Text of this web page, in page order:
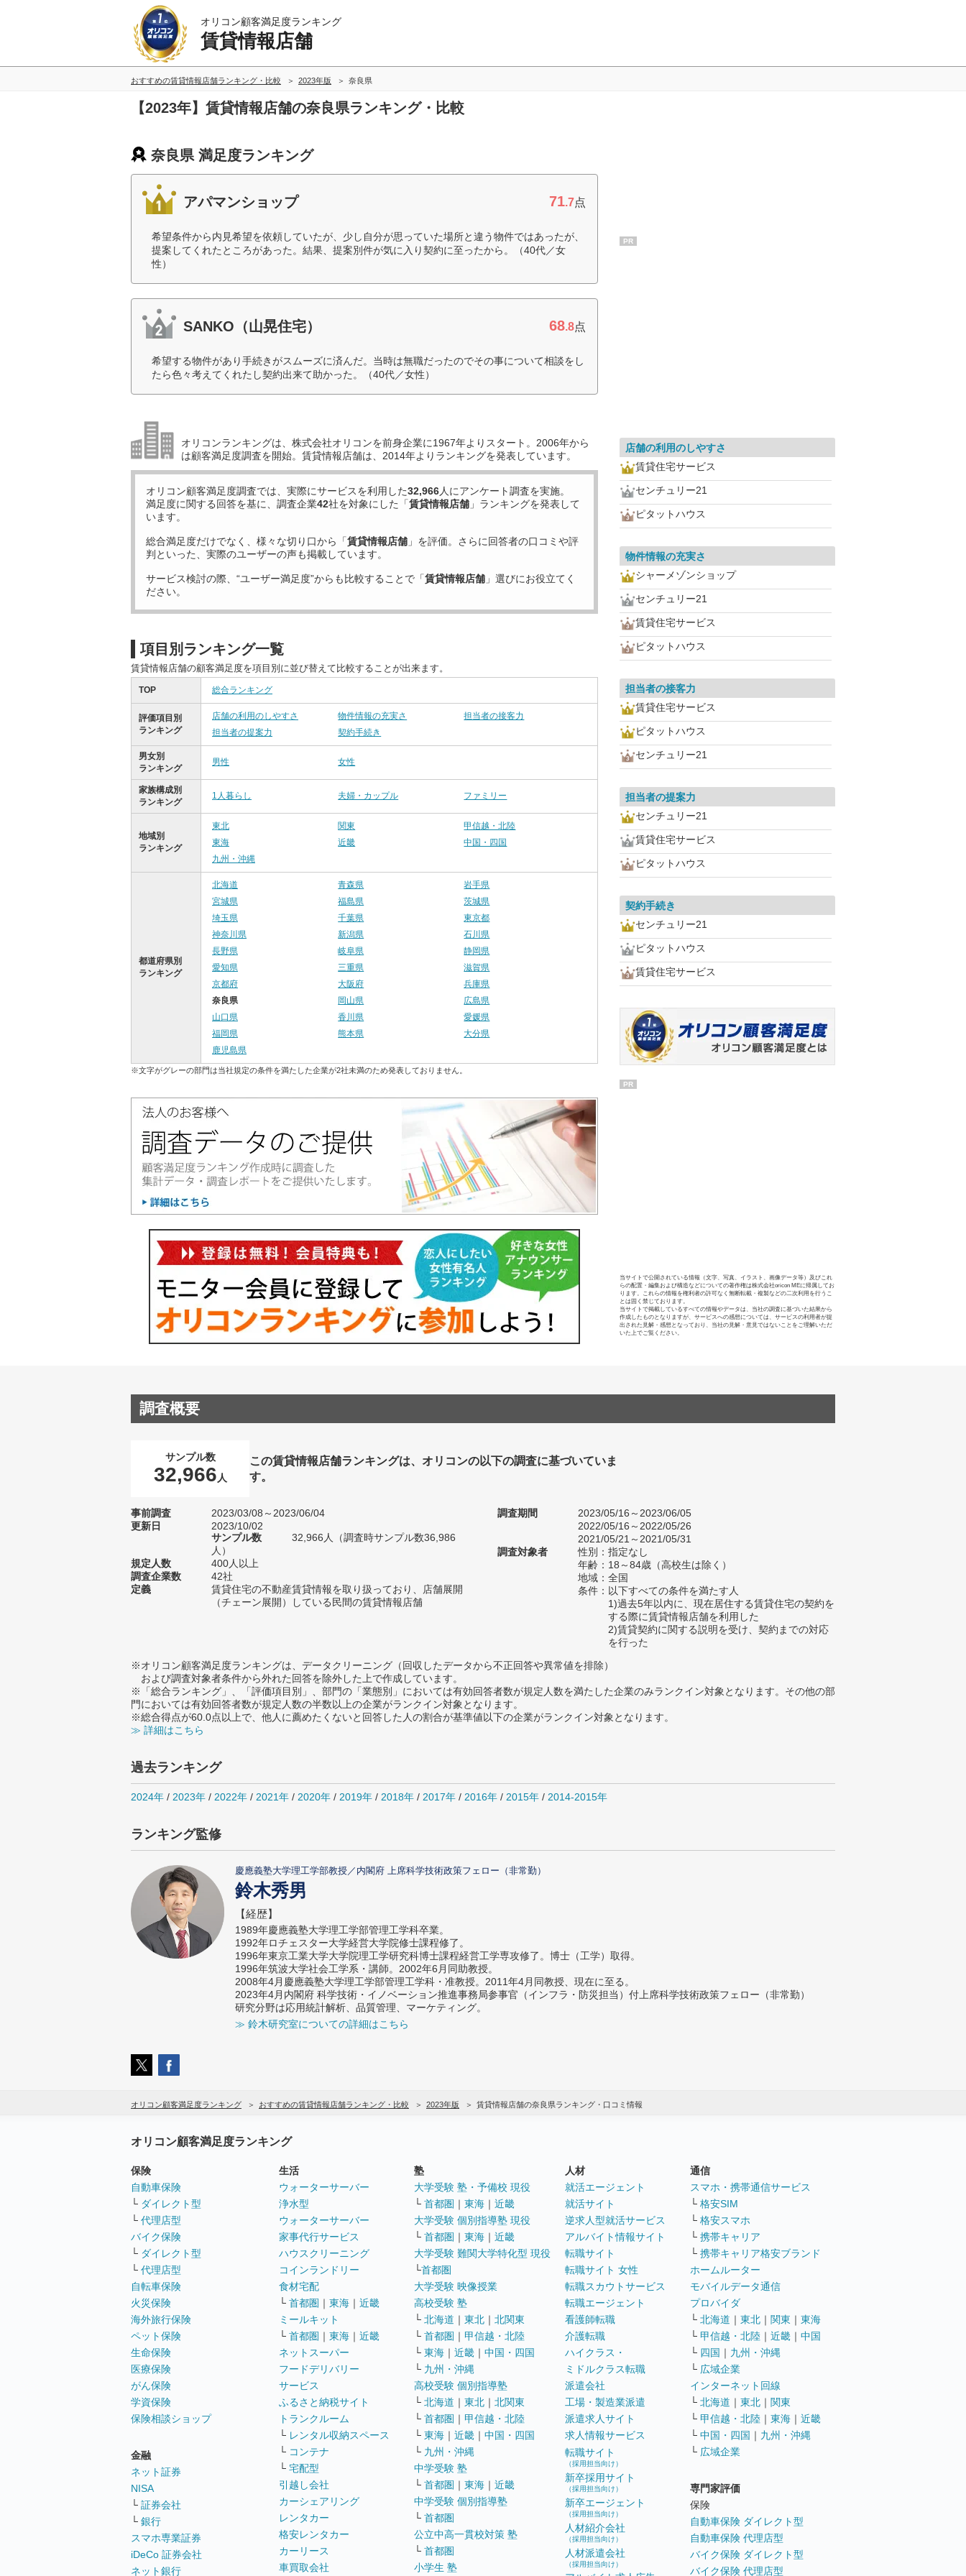
オリコン顧客満足度ランキング
賃貸情報店舗
おすすめの賃貸情報店舗ランキング・比較 2023年版 奈良県
【2023年】賃貸情報店舗の奈良県ランキング・比較
奈良県 満足度ランキング
アパマンショップ 71.7点
希望条件から内見希望を依頼していたが、少し自分が思っていた場所と違う物件ではあったが、
提案してくれたところがあった。結果、提案別件が気に入り契約に至ったから。（40代／女
性）
SANKO（山晃住宅） 68.8点
希望する物件があり手続きがスムーズに済んだ。当時は無職だったのでその事について相談をし
たら色々考えてくれたし契約出来て助かった。（40代／女性）
オリコンランキングは、株式会社オリコンを前身企業に1967年よりスタート。2006年から
は顧客満足度調査を開始。賃貸情報店舗は、2014年よりランキングを発表しています。
オリコン顧客満足度調査では、実際にサービスを利用した32,966人にアンケート調査を実施。
満足度に関する回答を基に、調査企業42社を対象にした「賃貸情報店舗 」ランキングを発表して
います。
総合満足度だけでなく、様々な切り口から「賃貸情報店舗 」を評価。さらに回答者の口コミや評
判といった、実際のユーザーの声も掲載しています。
サービス検討の際、“ユーザー満足度”からも比較することで「賃貸情報店舗 」選びにお役立てく
ださい。
項目別ランキング一覧
賃貸情報店舗の顧客満足度を項目別に並び替えて比較することが出来ます。
TOP 総合ランキング
評価項目別
ランキング
店舗の利用のしやすさ 物件情報の充実さ
担当者の接客力
担当者の提案力
契約手続き
男女別
ランキング
男性 女性
家族構成別
ランキング
1人暮らし 夫婦・カップル ファミリー
地域別
ランキング
東北 関東
甲信越・北陸
東海
近畿
中国・四国
九州・沖縄
都道府県別
ランキング
北海道 青森県
岩手県
宮城県
福島県
茨城県
埼玉県
千葉県
東京都
神奈川県
新潟県
石川県
長野県
岐阜県
静岡県
愛知県
三重県
滋賀県
京都府
大阪府
兵庫県
奈良県
岡山県
広島県
山口県
香川県
愛媛県
福岡県
熊本県
大分県
鹿児島県
※文字がグレーの部門は当社規定の条件を満たした企業が2社未満のため発表しておりません。
PR
店舗の利用のしやすさ
賃貸住宅サービス
センチュリー21
ピタットハウス
物件情報の充実さ
シャーメゾンショップ
センチュリー21
賃貸住宅サービス
ピタットハウス
担当者の接客力
賃貸住宅サービス
ピタットハウス
センチュリー21
担当者の提案力
センチュリー21
賃貸住宅サービス
ピタットハウス
契約手続き
センチュリー21
ピタットハウス
賃貸住宅サービス
PR
当サイトで公開されている情報（文字、写真、イラスト、画像データ等）及びこれ
らの配置・編集および構造などについての著作権は株式会社oricon MEに帰属してお
ります。これらの情報を権利者の許可なく無断転載・複製などの二次利用を行うこ
とは固く禁じております。
当サイトで掲載しているすべての情報やデータは、当社の調査に基づいた結果から
作成したものとなりますが、サービスへの感想については、サービスの利用者が提
出された見解・感想となっており、当社の見解・意見ではないことをご理解いただ
いた上でご覧ください。
調査概要
サンプル数
32,966 人
この賃貸情報店舗ランキングは、オリコンの以下の調査に基づいていま
す。
事前調査
2023/03/08～2023/06/04
更新日
2023/10/02
サンプル数
32,966人（調査時サンプル数36,986
人）
規定人数
400人以上
調査企業数
42社
定義
賃貸住宅の不動産賃貸情報を取り扱っており、店舗展開
（チェーン展開）している民間の賃貸情報店舗
調査期間
2023/05/16～2023/06/05
2022/05/16～2022/05/26
2021/05/21～2021/05/31
調査対象者
性別：指定なし
年齢：18～84歳（高校生は除く）
地域：全国
条件：以下すべての条件を満たす人
1)過去5年以内に、現在居住する賃貸住宅の契約を
する際に賃貸情報店舗を利用した
2)賃貸契約に関する説明を受け、契約までの対応
を行った
※オリコン顧客満足度ランキングは、データクリーニング（回収したデータから不正回答や異常値を排除）
および調査対象者条件から外れた回答を除外した上で作成しています。
※「総合ランキング」、「評価項目別」、部門の「業態別」においては有効回答者数が規定人数を満たした企業のみランクイン対象となります。その他の部
門においては有効回答者数が規定人数の半数以上の企業がランクイン対象となります。
※総合得点が60.0点以上で、他人に薦めたくないと回答した人の割合が基準値以下の企業がランクイン対象となります。
≫ 詳細はこちら
過去ランキング
2024年 / 2023年 / 2022年 / 2021年 / 2020年 / 2019年 / 2018年 / 2017年 / 2016年 / 2015年 / 2014-2015年
ランキング監修
慶應義塾大学理工学部教授／内閣府 上席科学技術政策フェロー（非常勤）
鈴木秀男
【経歴】
1989年慶應義塾大学理工学部管理工学科卒業。
1992年ロチェスター大学経営大学院修士課程修了。
1996年東京工業大学大学院理工学研究科博士課程経営工学専攻修了。博士（工学）取得。
1996年筑波大学社会工学系・講師。2002年6月同助教授。
2008年4月慶應義塾大学理工学部管理工学科・准教授。2011年4月同教授、現在に至る。
2023年4月内閣府 科学技術・イノベーション推進事務局参事官（インフラ・防災担当）付上席科学技術政策フェロー（非常勤）
研究分野は応用統計解析、品質管理、マーケティング。
≫ 鈴木研究室についての詳細はこちら
オリコン顧客満足度ランキング おすすめの賃貸情報店舗ランキング・比較 2023年版 賃貸情報店舗の奈良県ランキング・口コミ情報
オリコン顧客満足度ランキング
保険
自動車保険
└ ダイレクト型
└ 代理店型
バイク保険
└ ダイレクト型
└ 代理店型
自転車保険
火災保険
海外旅行保険
ペット保険
生命保険
医療保険
がん保険
学資保険
保険相談ショップ
金融
ネット証券
NISA
└ 証券会社
└ 銀行
スマホ専業証券
iDeCo 証券会社
ネット銀行
生活
ウォーターサーバー
浄水型
ウォーターサーバー
家事代行サービス
ハウスクリーニング
コインランドリー
食材宅配
└ 首都圏 ｜ 東海 ｜ 近畿
ミールキット
└ 首都圏 ｜ 東海 ｜ 近畿
ネットスーパー
フードデリバリー
サービス
ふるさと納税サイト
トランクルーム
└ レンタル収納スペース
└ コンテナ
└ 宅配型
引越し会社
カーシェアリング
レンタカー
格安レンタカー
カーリース
車買取会社
塾
大学受験 塾・予備校 現役
└ 首都圏 ｜ 東海 ｜ 近畿
大学受験 個別指導塾 現役
└ 首都圏 ｜ 東海 ｜ 近畿
大学受験 難関大学特化型 現役
└首都圏
大学受験 映像授業
高校受験 塾
└ 北海道 ｜ 東北 ｜ 北関東
└ 首都圏 ｜ 甲信越・北陸
└ 東海 ｜ 近畿 ｜ 中国・四国
└ 九州・沖縄
高校受験 個別指導塾
└ 北海道 ｜ 東北 ｜ 北関東
└ 首都圏 ｜ 甲信越・北陸
└ 東海 ｜ 近畿 ｜ 中国・四国
└ 九州・沖縄
中学受験 塾
└ 首都圏 ｜ 東海 ｜ 近畿
中学受験 個別指導塾
└ 首都圏
公立中高一貫校対策 塾
└ 首都圏
小学生 塾
人材
就活エージェント
就活サイト
逆求人型就活サービス
アルバイト情報サイト
転職サイト
転職サイト 女性
転職スカウトサービス
転職エージェント
看護師転職
介護転職
ハイクラス・
ミドルクラス転職
派遣会社
工場・製造業派遣
派遣求人サイト
求人情報サービス
転職サイト
（採用担当向け）
新卒採用サイト
（採用担当向け）
新卒エージェント
（採用担当向け）
人材紹介会社
（採用担当向け）
人材派遣会社
（採用担当向け）
通信
スマホ・携帯通信サービス
└ 格安SIM
└ 格安スマホ
└ 携帯キャリア
└ 携帯キャリア格安ブランド
ホームルーター
モバイルデータ通信
プロバイダ
└ 北海道 ｜ 東北 ｜ 関東 ｜ 東海
└ 甲信越・北陸 ｜ 近畿 ｜ 中国
└ 四国 ｜ 九州・沖縄
└ 広域企業
インターネット回線
└ 北海道 ｜ 東北 ｜ 関東
└ 甲信越・北陸 ｜ 東海 ｜ 近畿
└ 中国・四国 ｜ 九州・沖縄
└ 広域企業
専門家評価
保険
自動車保険 ダイレクト型
自動車保険 代理店型
バイク保険 ダイレクト型
バイク保険 代理店型